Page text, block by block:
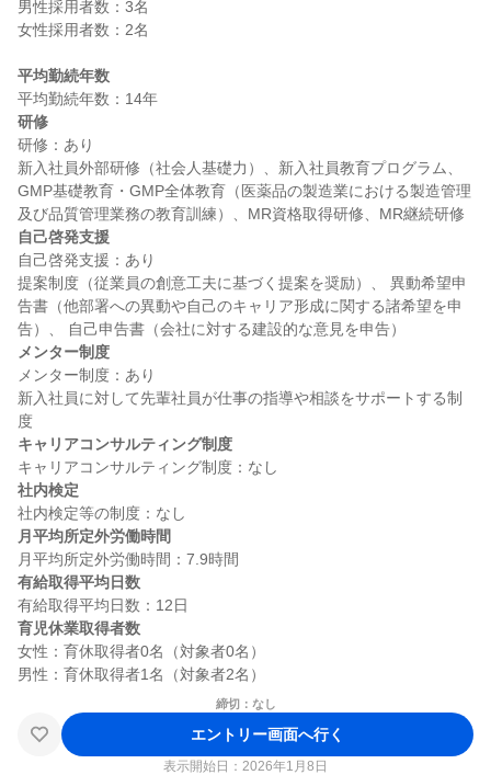
男性採用者数：3名
女性採用者数：2名
平均勤続年数
研修
研修：あり
新入社員外部研修（社会人基礎力）、新入社員教育プログラム、
GMP基礎教育・GMP全体教育（医薬品の製造業における製造管理
自己啓発支援
自己啓発支援：あり
提案制度（従業員の創意工夫に基づく提案を奨励）、 異動希望申
告書（他部署への異動や自己のキャリア形成に関する諸希望を申
メンター制度
メンター制度：あり
新入社員に対して先輩社員が仕事の指導や相談をサポートする制
キャリアコンサルティング制度
社内検定
月平均所定外労働時間
有給取得平均日数
育児休業取得者数
女性：育休取得者0名（対象者0名）
締切：なし
エントリー画面へ行く
表示開始日：2026年1月8日